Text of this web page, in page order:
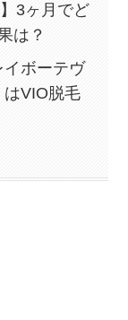
3ヶ月でど
は？
イボーテヴ
はVIO脱毛